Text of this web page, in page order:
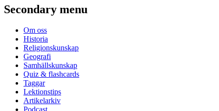
Secondary menu
Om oss
Historia
Religionskunskap
Geografi
Samhällskunskap
Quiz & flashcards
Taggar
Lektionstips
Artikelarkiv